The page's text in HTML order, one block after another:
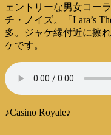
ェントリーな男女コー
チ・ノイズ。「Lara’s
多。ジャケ縁付近に擦
ケです。
♪Casino Royale♪